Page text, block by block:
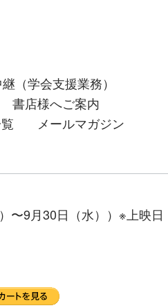
（学会支援業務）
書店様へご案内
メールマガジン
〜9月30日（水））※上映日